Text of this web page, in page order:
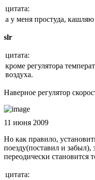
цитата:
а у меня простуда,
slr
цитата:
кроме регулятора
воздуха.
Наверное регулятор
11 июня 2009
Но как правило,
поезду(поставил и забыл),
переодически становится
цитата: